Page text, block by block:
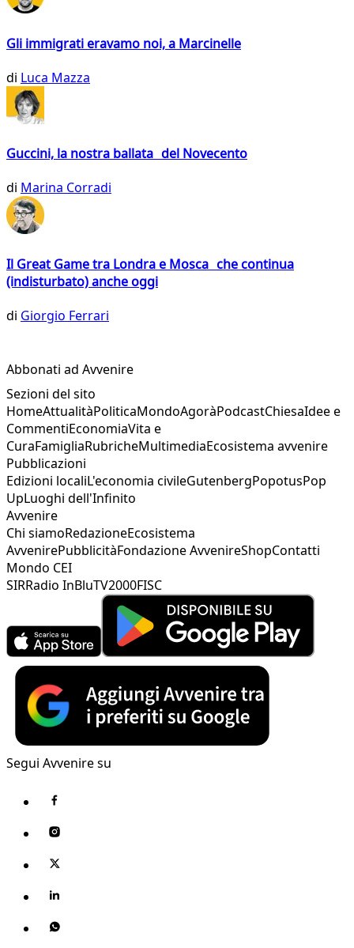
Gli immigrati eravamo noi, a Marcinelle
di Luca Mazza
Guccini, la nostra ballata del Novecento
di Marina Corradi
Il Great Game tra Londra e Mosca che continua
(indisturbato) anche oggi
di Giorgio Ferrari
Abbonati ad Avvenire
Sezioni del sito
HomeAttualitàPoliticaMondoAgoràPodcastChiesaIdee e
CommentiEconomiaVita e
CuraFamigliaRubricheMultimediaEcosistema avvenire
Pubblicazioni
Edizioni localiL'economia civileGutenbergPopotusPop
UpLuoghi dell'Infinito
Avvenire
Chi siamoRedazioneEcosistema
AvvenirePubblicitàFondazione AvvenireShopContatti
Mondo CEI
SIRRadio InBluTV2000FISC
Segui Avvenire su